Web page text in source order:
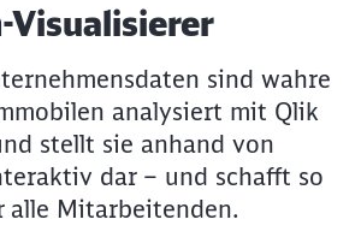
Visualisierer
sind wahre
analysiert mit Qlik
stellt sie anhand von
dar – und schafft so
alle Mitarbeitenden.